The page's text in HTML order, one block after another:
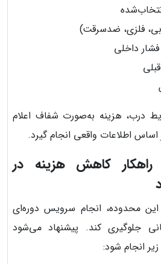
فلزی، ضدسرقت)
داخلی
درب، هزینه به‌صورت شفاف اعلام
اطلاعات واقعی انجام گیرد.
کاهش هزینه در
محدوده، انجام سرویس دوره‌ای
جلوگیری کند. پیشنهاد می‌شود
انجام شود: